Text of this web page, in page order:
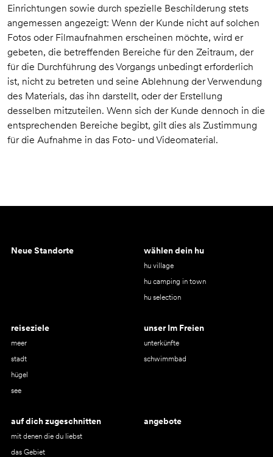
Einrichtungen sowie durch spezielle Beschilderung stets
angemessen angezeigt: Wenn der Kunde nicht auf solchen
Fotos oder Filmaufnahmen erscheinen möchte, wird er
gebeten, die betreffenden Bereiche für den Zeitraum, der
für die Durchführung des Vorgangs unbedingt erforderlich
ist, nicht zu betreten und seine Ablehnung der Verwendung
des Materials, das ihn darstellt, oder der Erstellung
desselben mitzuteilen. Wenn sich der Kunde dennoch in die
entsprechenden Bereiche begibt, gilt dies als Zustimmung
für die Aufnahme in das Foto- und Videomaterial.
Neue Standorte wählen dein hu
hu village
hu camping in town
hu selection
reiseziele
meer
stadt
hügel
see
unser Im Freien
unterkünfte
schwimmbad
auf dich zugeschnitten
mit denen die du liebst
das Gebiet
angebote